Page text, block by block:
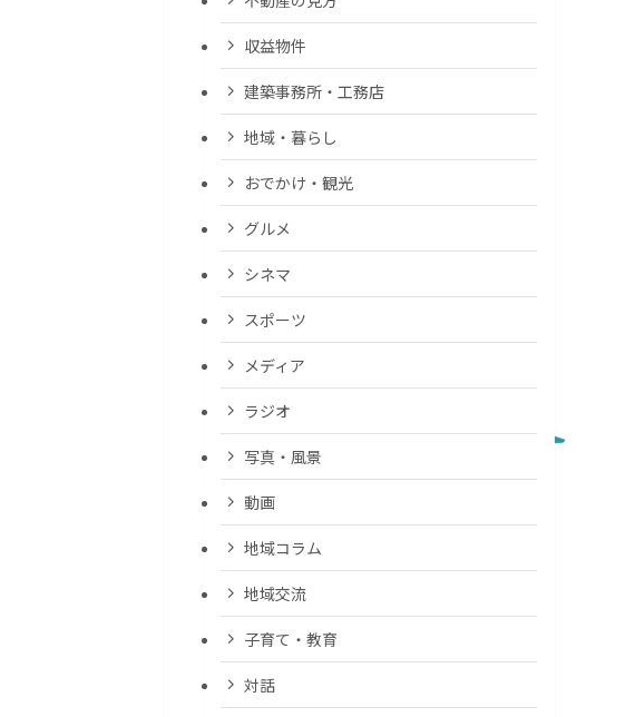
収益物件
建築事務所・工務店
地域・暮らし
おでかけ・観光
グルメ
シネマ
スポーツ
メディア
ラジオ
写真・風景
動画
地域コラム
地域交流
子育て・教育
対話